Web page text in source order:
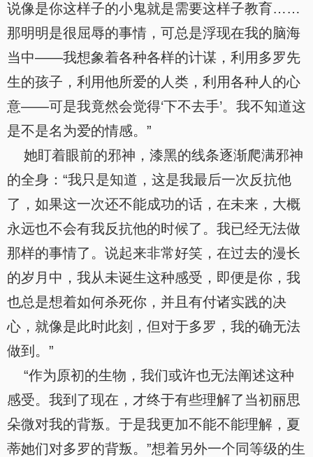
说像是你这样子的小鬼就是需要这样子教育……
那明明是很屈辱的事情，可总是浮现在我的脑海
当中——我想象着各种各样的计谋，利用多罗先
生的孩子，利用他所爱的人类，利用各种人的心
意——可是我竟然会觉得‘下不去手’。我不知道这
是不是名为爱的情感。”
她盯着眼前的邪神，漆黑的线条逐渐爬满邪神
的全身：“我只是知道，这是我最后一次反抗他
了，如果这一次还不能成功的话，在未来，大概
永远也不会有我反抗他的时候了。我已经无法做
那样的事情了。说起来非常好笑，在过去的漫长
的岁月中，我从未诞生这种感受，即便是你，我
也总是想着如何杀死你，并且有付诸实践的决
心，就像是此时此刻，但对于多罗，我的确无法
做到。”
“作为原初的生物，我们或许也无法阐述这种
感受。我到了现在，才终于有些理解了当初丽思
朵微对我的背叛。于是我更加不能不能理解，夏
蒂她们对多罗的背叛。”想着另外一个同等级的生